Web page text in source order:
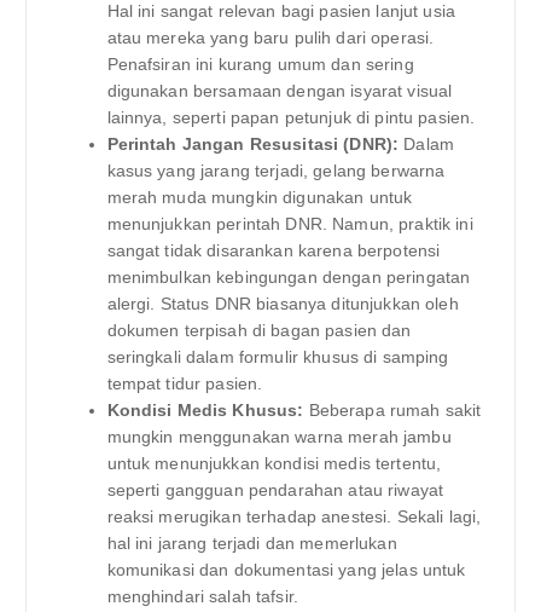
Hal ini sangat relevan bagi pasien lanjut usia
atau mereka yang baru pulih dari operasi.
Penafsiran ini kurang umum dan sering
digunakan bersamaan dengan isyarat visual
lainnya, seperti papan petunjuk di pintu pasien.
Perintah Jangan Resusitasi (DNR): Dalam
kasus yang jarang terjadi, gelang berwarna
merah muda mungkin digunakan untuk
menunjukkan perintah DNR. Namun, praktik ini
sangat tidak disarankan karena berpotensi
menimbulkan kebingungan dengan peringatan
alergi. Status DNR biasanya ditunjukkan oleh
dokumen terpisah di bagan pasien dan
seringkali dalam formulir khusus di samping
tempat tidur pasien.
Kondisi Medis Khusus: Beberapa rumah sakit
mungkin menggunakan warna merah jambu
untuk menunjukkan kondisi medis tertentu,
seperti gangguan pendarahan atau riwayat
reaksi merugikan terhadap anestesi. Sekali lagi,
hal ini jarang terjadi dan memerlukan
komunikasi dan dokumentasi yang jelas untuk
menghindari salah tafsir.